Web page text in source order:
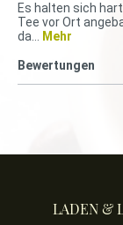
Es halten sich
Tee vor Ort
da…
Mehr
Bewertungen
LADEN &